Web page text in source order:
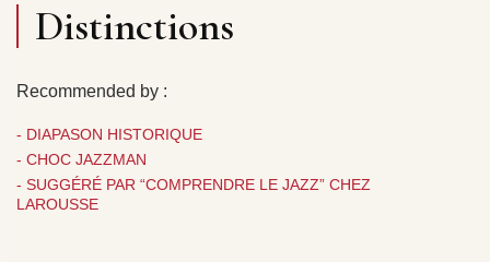
Distinctions
Recommended by :
- DIAPASON HISTORIQUE
- CHOC JAZZMAN
- SUGGÉRÉ PAR “COMPRENDRE LE JAZZ” CHEZ
LAROUSSE